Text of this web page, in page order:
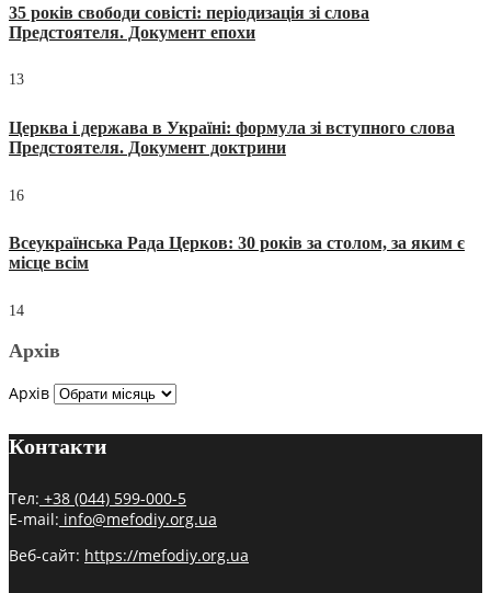
35 років свободи совісті: періодизація зі слова
Предстоятеля. Документ епохи
13
Церква і держава в Україні: формула зі вступного слова
Предстоятеля. Документ доктрини
16
Всеукраїнська Рада Церков: 30 років за столом, за яким є
місце всім
14
Архів
Архів
Контакти
Тел: +38 (044) 599-000-5
E-mail: info@mefodiy.org.ua
Веб-сайт: https://mefodiy.org.ua